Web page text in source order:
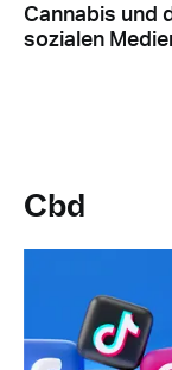
Cannabis und
sozialen
Cbd